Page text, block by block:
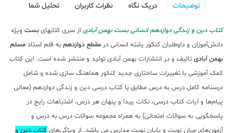
توضیحات دریک نگاه نظرات کاربران تحلیل شما
کتاب دین و زندگی دوازدهم انسانی بست بهمن آبادی از سری کتابهای بست ویژه
دانش‌آموزان و داوطلبان کنکور رشته انسانی در مقطع دوازدهم به قلم استاد مسلم
بهمن آبادی تالیف و در انتشارات بهمن آبادی تولید و منتشر شده است. این کتاب
کمک آموزشی با تغییرات ساختاری جدید کنکور هماهنگ سازی شده و شامل
درسنامه کامل درس به درس مطابق با کتاب درسی دین و زندگی دوازدهم (معانی
پیام‌ها و آیات کتاب درسی، نکات پیدا و پنهان هر درس، اشتباهات رایج در
پاسخگویی به سوالات امتحانی) به همراه مجموعه سوالات درس به درس و
آزمون‌های میان نوبت و پایان نوبت مدارس می باشد. از ویژگی‌های کتاب دین و